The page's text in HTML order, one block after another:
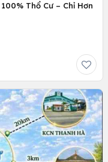
Thổ Cư – Chỉ Hơn